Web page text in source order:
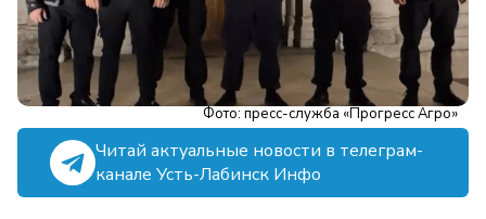
Фото: пресс-служба «Прогресс Агро»
Читай актуальные новости в телеграм-
канале Усть-Лабинск Инфо